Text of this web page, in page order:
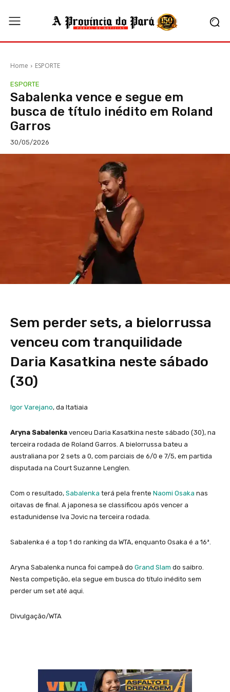
Home ESPORTE
ESPORTE
Sabalenka vence e segue em
busca de título inédito em Roland
Garros
30/05/2026
Sem perder sets, a bielorrussa
venceu com tranquilidade
Daria Kasatkina neste sábado
(30)
Igor Varejano, da Itatiaia
Aryna Sabalenka venceu Daria Kasatkina neste sábado (30), na
terceira rodada de Roland Garros. A bielorrussa bateu a
australiana por 2 sets a 0, com parciais de 6/0 e 7/5, em partida
disputada na Court Suzanne Lenglen.
Com o resultado, Sabalenka terá pela frente Naomi Osaka nas
oitavas de final. A japonesa se classificou após vencer a
estadunidense Iva Jovic na terceira rodada.
Sabalenka é a top 1 do ranking da WTA, enquanto Osaka é a 16ª.
Aryna Sabalenka nunca foi campeã do Grand Slam do saibro.
Nesta competição, ela segue em busca do título inédito sem
perder um set até aqui.
Divulgação/WTA